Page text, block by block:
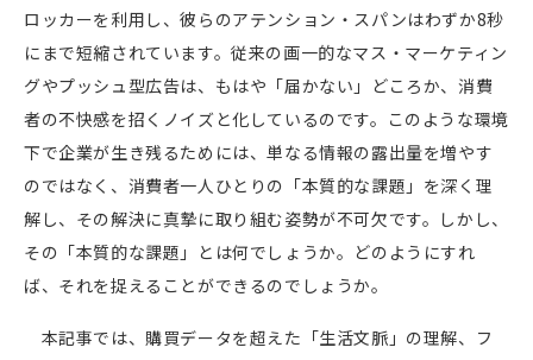
ロッカーを利用し、彼らのアテンション・スパンはわずか8秒
にまで短縮されています。従来の画一的なマス・マーケティン
グやプッシュ型広告は、もはや「届かない」どころか、消費
者の不快感を招くノイズと化しているのです。このような環境
下で企業が生き残るためには、単なる情報の露出量を増やす
のではなく、消費者一人ひとりの「本質的な課題」を深く理
解し、その解決に真摯に取り組む姿勢が不可欠です。しかし、
その「本質的な課題」とは何でしょうか。どのようにすれ
ば、それを捉えることができるのでしょうか。
本記事では、購買データを超えた「生活文脈」の理解、フ